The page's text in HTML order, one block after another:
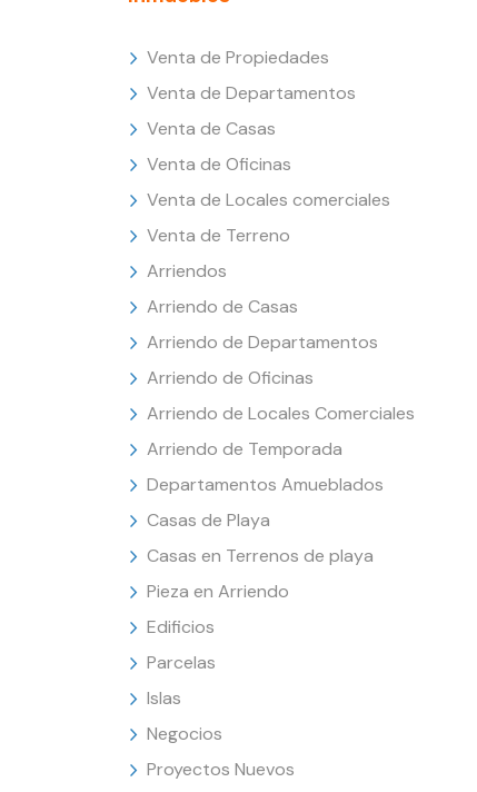
Venta de Propiedades
Venta de Departamentos
Venta de Casas
Venta de Oficinas
Venta de Locales comerciales
Venta de Terreno
Arriendos
Arriendo de Casas
Arriendo de Departamentos
Arriendo de Oficinas
Arriendo de Locales Comerciales
Arriendo de Temporada
Departamentos Amueblados
Casas de Playa
Casas en Terrenos de playa
Pieza en Arriendo
Edificios
Parcelas
Islas
Negocios
Proyectos Nuevos